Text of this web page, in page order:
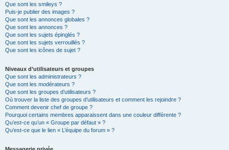
Que sont les smileys ?
Puis-je publier des images ?
Que sont les annonces globales ?
Que sont les annonces ?
Que sont les sujets épinglés ?
Que sont les sujets verrouillés ?
Que sont les icônes de sujet ?
Niveaux d’utilisateurs et groupes
Que sont les administrateurs ?
Que sont les modérateurs ?
Que sont les groupes d’utilisateurs ?
Où trouver la liste des groupes d’utilisateurs et comment les rejoindre ?
Comment devenir chef de groupe ?
Pourquoi certains membres apparaissent dans une couleur différente ?
Qu’est-ce qu’un « Groupe par défaut » ?
Qu’est-ce que le lien « L’équipe du forum » ?